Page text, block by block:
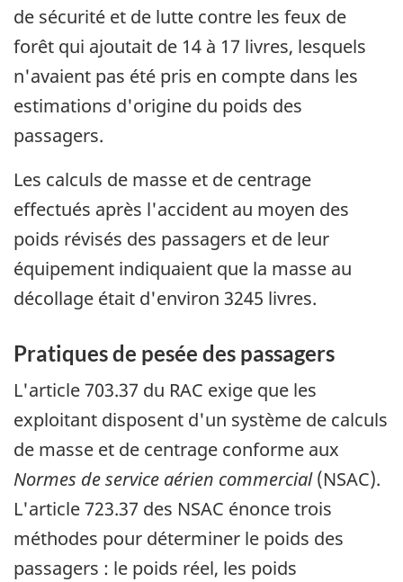
de sécurité et de lutte contre les feux de
forêt qui ajoutait de 14 à 17 livres, lesquels
n'avaient pas été pris en compte dans les
estimations d'origine du poids des
passagers.
Les calculs de masse et de centrage
effectués après l'accident au moyen des
poids révisés des passagers et de leur
équipement indiquaient que la masse au
décollage était d'environ 3245 livres.
Pratiques de pesée des passagers
L'article 703.37 du RAC exige que les
exploitant disposent d'un système de calculs
de masse et de centrage conforme aux
Normes de service aérien commercial(NSAC).
L'article 723.37 des NSAC énonce trois
méthodes pour déterminer le poids des
passagers : le poids réel, les poids